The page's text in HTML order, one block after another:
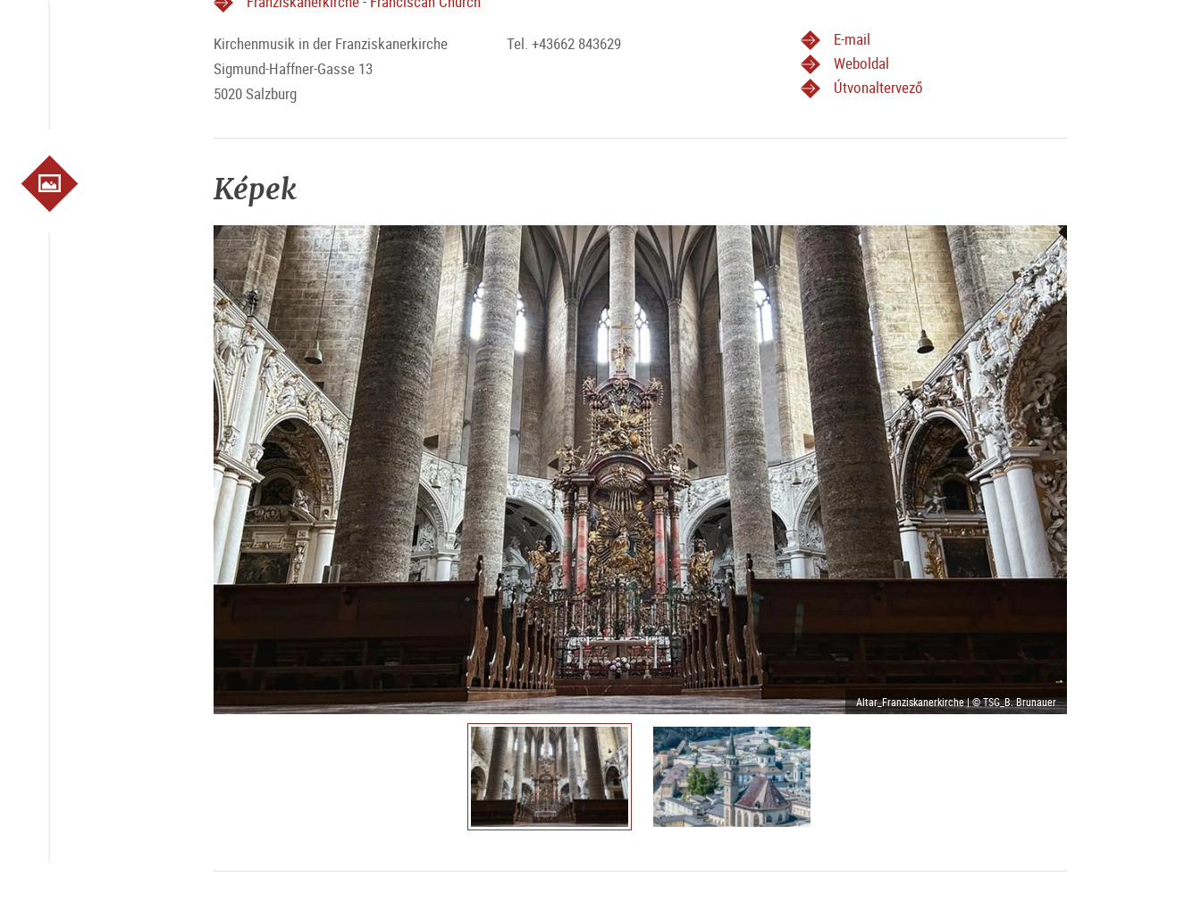
Kirchenmusik in der Franziskanerkirche
Sigmund-Haffner-Gasse 13
5020 Salzburg
Tel. +43662 843629
E-mail
Weboldal
Útvonaltervező
Képek
Altar_Franziskanerkirche | © TSG_B. Brunauer